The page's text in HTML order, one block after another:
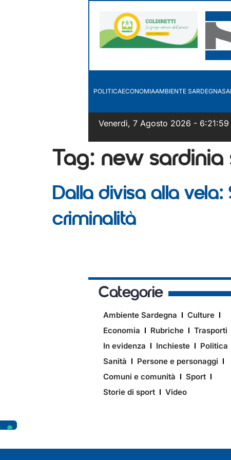
POLITICAECONOMIAAMBIENTE SARDEGNA
Venerdì, 7 Agosto 2026 - 6:21:59
Tag: new sardinia
Dalla divisa alla
criminalità
Categorie
Ambiente Sardegna
Culture
Economia
Rubriche
Trasporti
In evidenza
Inchieste
Politica
Sanità
Persone e personaggi
Comuni e comunità
Sport
Storie di sport
Video